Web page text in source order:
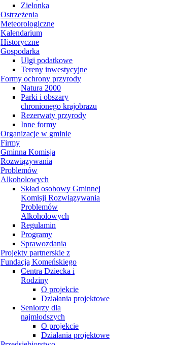
Zielonka
Ostrzeżenia
Meteorologiczne
Kalendarium
Historyczne
Gospodarka
Ulgi podatkowe
Tereny inwestycyjne
Formy ochrony przyrody
Natura 2000
Parki i obszary
chronionego krajobrazu
Rezerwaty przyrody
Inne formy
Organizacje w gminie
Firmy
Gminna Komisja
Rozwiązywania
Problemów
Alkoholowych
Skład osobowy Gminnej
Komisji Rozwiązywania
Problemów
Alkoholowych
Regulamin
Programy
Sprawozdania
Projekty partnerskie z
Fundacją Komeńskiego
Centra Dziecka i
Rodziny
O projekcie
Działania projektowe
Seniorzy dla
najmłodszych
O projekcie
Działania projektowe